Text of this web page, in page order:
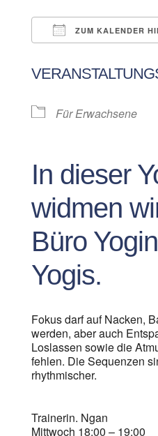
ZUM KALENDER
Für Erwachsene
In dieser
widmen
Büro
Yogis.
Fokus darf auf Nacken,
werden, aber auch
Loslassen sowie die
fehlen. Die Sequenzen
rhythmischer.
Trainerin. Ngan
Mittwoch 18:00 – 19:00